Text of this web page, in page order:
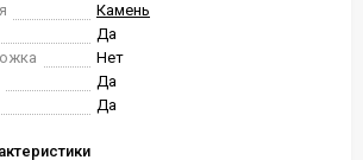
Камень
Да
Нет
Да
Да